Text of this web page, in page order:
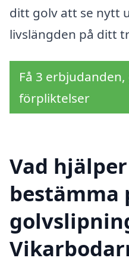
ditt golv att se nytt
livslängden på ditt
Få 3
förpliktelser
Vad
bestämma